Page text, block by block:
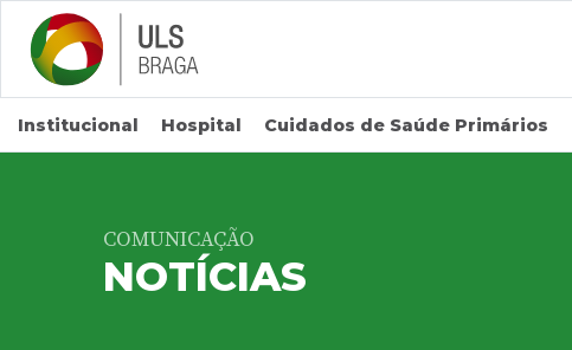
Saltar para conteúdo principal
Institucional Hospital Cuidados de Saúde Primários
COMUNICAÇÃO
NOTÍCIAS